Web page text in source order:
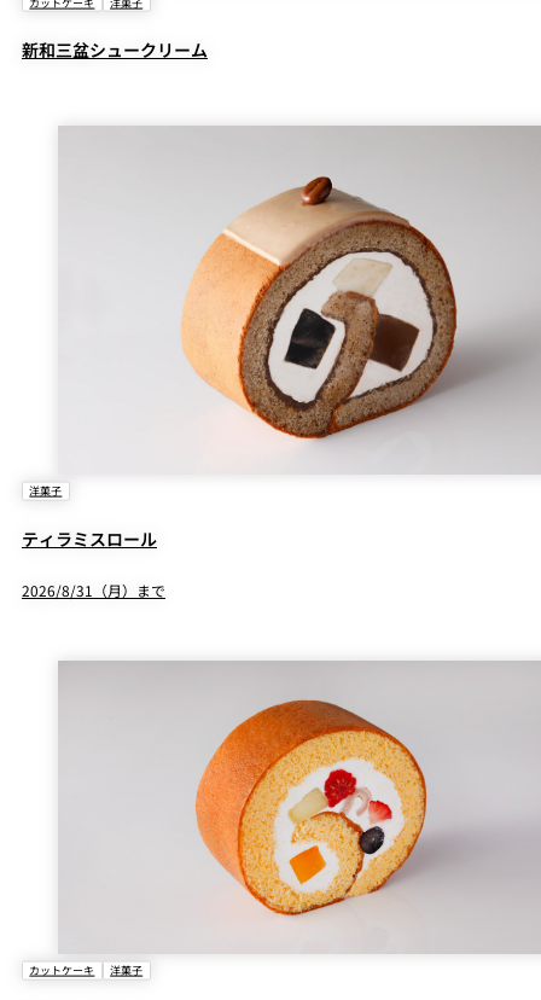
新和三盆シュークリーム
洋菓子
ティラミスロール
2026/8/31（月）まで
カットケーキ 洋菓子